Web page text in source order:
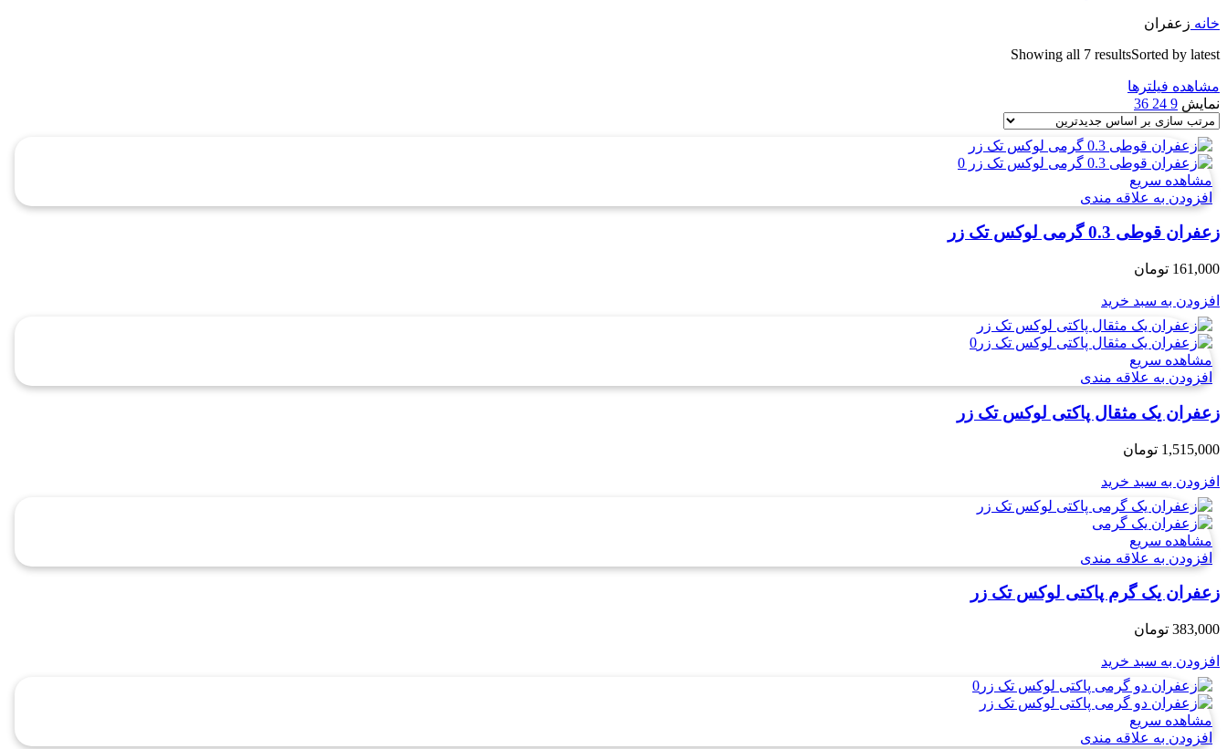
خانه زعفران
Showing all 7 resultsSorted by latest
مشاهده فیلترها
نمایش 9
24
36
مشاهده سریع
افزودن به علاقه مندی
زعفران قوطی 0.3 گرمی لوکس تک زر
161,000 تومان
افزودن به سبد خرید
مشاهده سریع
افزودن به علاقه مندی
زعفران یک مثقال پاکتی لوکس تک زر
1,515,000 تومان
افزودن به سبد خرید
مشاهده سریع
افزودن به علاقه مندی
زعفران یک گرم پاکتی لوکس تک زر
383,000 تومان
افزودن به سبد خرید
مشاهده سریع
افزودن به علاقه مندی